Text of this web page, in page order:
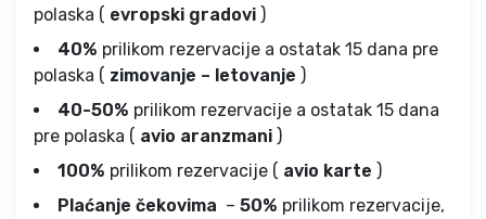
polaska ( evropski gradovi )
40% prilikom rezervacije a ostatak 15 dana pre
polaska ( zimovanje – letovanje )
40-50% prilikom rezervacije a ostatak 15 dana
pre polaska ( avio aranzmani )
100% prilikom rezervacije ( avio karte )
Plaćanje čekovima – 50% prilikom rezervacije,